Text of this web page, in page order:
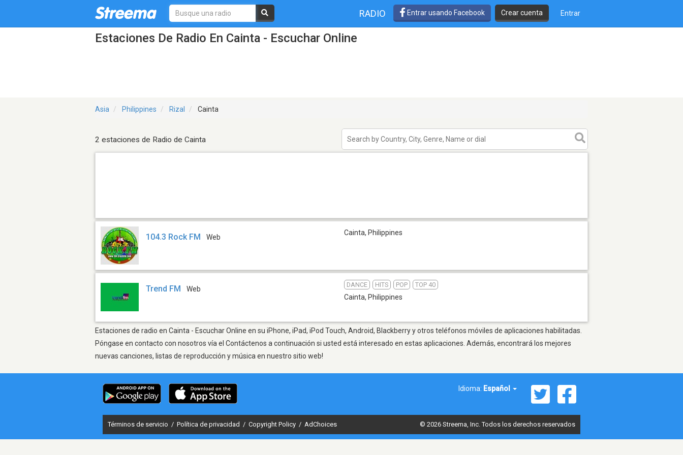
RADIO Entrar usando Facebook Crear cuenta Entrar
Estaciones De Radio En Cainta - Escuchar Online
Asia Philippines Rizal Cainta
2 estaciones de Radio de Cainta
104.3 Rock FM Web
Cainta, Philippines
Trend FM Web
DANCE HITS POP TOP 40
Cainta, Philippines
Estaciones de radio en Cainta - Escuchar Online en su iPhone, iPad, iPod Touch, Android, Blackberry y otros teléfonos móviles de aplicaciones habilitadas.
Póngase en contacto con nosotros vía el Contáctenos a continuación si usted está interesado en estas aplicaciones. Además, encontrará los mejores
nuevas canciones, listas de reproducción y música en nuestro sitio web!
Idioma: Español
Términos de servicio / Política de privacidad / Copyright Policy / AdChoices © 2026 Streema, Inc. Todos los derechos reservados